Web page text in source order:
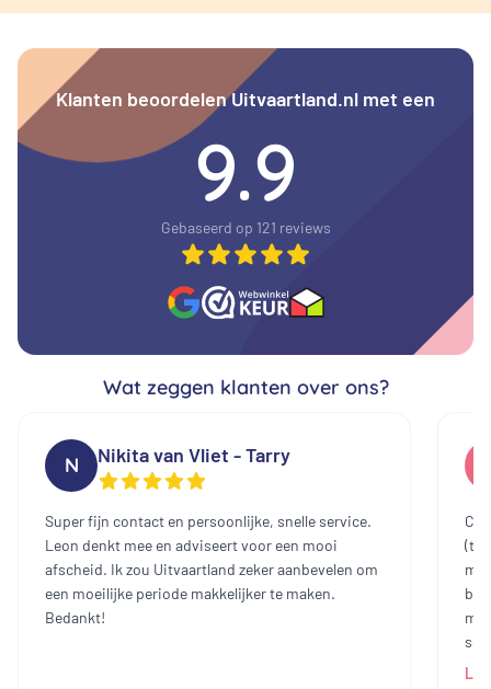
Klanten beoordelen Uitvaartland.nl met een
9.9
Gebaseerd op 121 reviews
Wat zeggen klanten over ons?
N Nikita van Vliet - Tarry
Super fijn contact en persoonlijke, snelle service.
Leon denkt mee en adviseert voor een mooi
afscheid. Ik zou Uitvaartland zeker aanbevelen om
een moeilijke periode makkelijker te maken.
Bedankt!